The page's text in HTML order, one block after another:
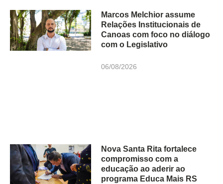
Marcos Melchior assume
Relações Institucionais de
Canoas com foco no diálogo
com o Legislativo
06/08/2026
Nova Santa Rita fortalece
compromisso com a
educação ao aderir ao
programa Educa Mais RS